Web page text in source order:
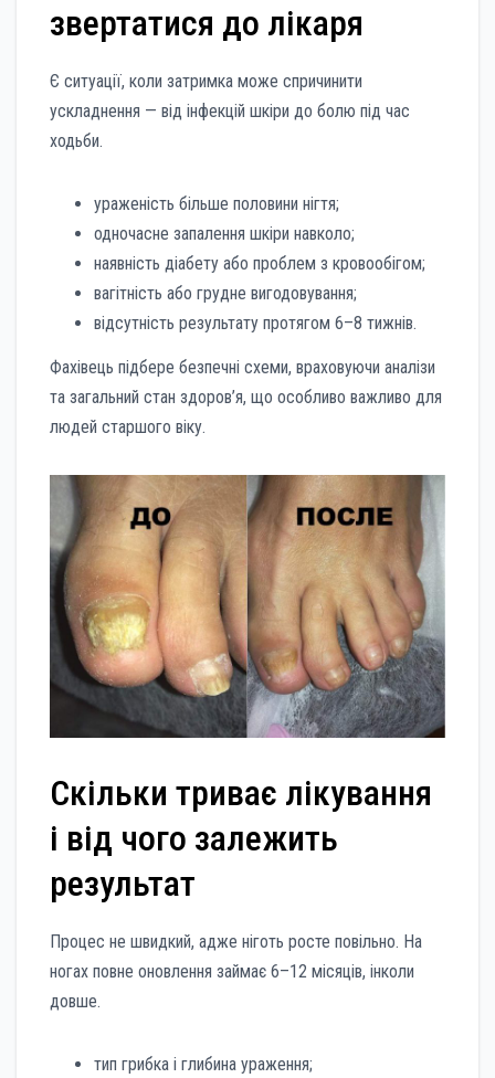
звертатися до лікаря
Є ситуації, коли затримка може спричинити
ускладнення — від інфекцій шкіри до болю під час
ходьби.
ураженість більше половини нігтя;
одночасне запалення шкіри навколо;
наявність діабету або проблем з кровообігом;
вагітність або грудне вигодовування;
відсутність результату протягом 6–8 тижнів.
Фахівець підбере безпечні схеми, враховуючи аналізи
та загальний стан здоров’я, що особливо важливо для
людей старшого віку.
Скільки триває лікування
і від чого залежить
результат
Процес не швидкий, адже ніготь росте повільно. На
ногах повне оновлення займає 6–12 місяців, інколи
довше.
тип грибка і глибина ураження;